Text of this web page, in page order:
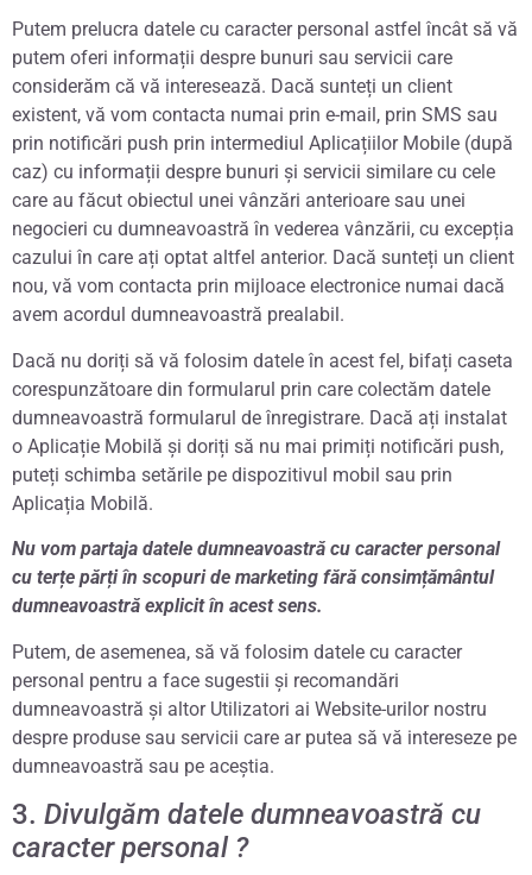
Putem prelucra datele cu caracter personal astfel încât să vă
putem oferi informații despre bunuri sau servicii care
considerăm că vă interesează. Dacă sunteți un client
existent, vă vom contacta numai prin e-mail, prin SMS sau
prin notificări push prin intermediul Aplicațiilor Mobile (după
caz) cu informații despre bunuri și servicii similare cu cele
care au făcut obiectul unei vânzări anterioare sau unei
negocieri cu dumneavoastră în vederea vânzării, cu excepția
cazului în care ați optat altfel anterior. Dacă sunteți un client
nou, vă vom contacta prin mijloace electronice numai dacă
avem acordul dumneavoastră prealabil.
Dacă nu doriți să vă folosim datele în acest fel, bifați caseta
corespunzătoare din formularul prin care colectăm datele
dumneavoastră formularul de înregistrare. Dacă ați instalat
o Aplicație Mobilă și doriți să nu mai primiți notificări push,
puteți schimba setările pe dispozitivul mobil sau prin
Aplicația Mobilă.
Nu vom partaja datele dumneavoastră cu caracter personal
cu terțe părți în scopuri de marketing fără consimțământul
dumneavoastră explicit în acest sens.
Putem, de asemenea, să vă folosim datele cu caracter
personal pentru a face sugestii și recomandări
dumneavoastră și altor Utilizatori ai Website-urilor nostru
despre produse sau servicii care ar putea să vă intereseze pe
dumneavoastră sau pe aceștia.
3. Divulgăm datele dumneavoastră cu
caracter personal ?